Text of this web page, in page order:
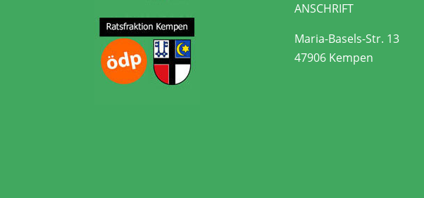
ANSCHRIFT
Maria-Basels-Str. 13
47906 Kempen